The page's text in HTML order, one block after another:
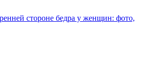
стороне бедра у женщин: фото,